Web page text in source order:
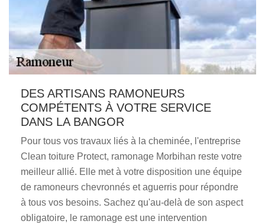
DES ARTISANS RAMONEURS
COMPÉTENTS À VOTRE SERVICE
DANS LA BANGOR
Pour tous vos travaux liés à la cheminée, l'entreprise
Clean toiture Protect, ramonage Morbihan reste votre
meilleur allié. Elle met à votre disposition une équipe
de ramoneurs chevronnés et aguerris pour répondre
à tous vos besoins. Sachez qu'au-delà de son aspect
obligatoire, le ramonage est une intervention